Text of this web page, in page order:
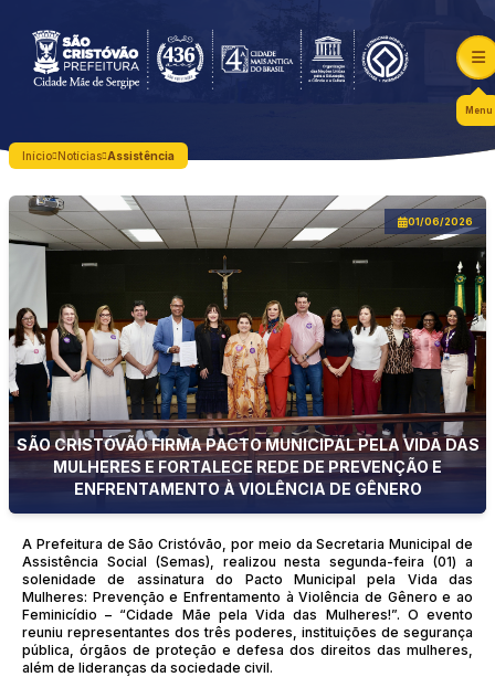
Menu
Início Notícias Assistência
01/06/2026
SÃO CRISTÓVÃO FIRMA PACTO MUNICIPAL PELA VIDA DAS
MULHERES E FORTALECE REDE DE PREVENÇÃO E
ENFRENTAMENTO À VIOLÊNCIA DE GÊNERO
A Prefeitura de São Cristóvão, por meio da Secretaria Municipal de
Assistência Social (Semas), realizou nesta segunda-feira (01) a
solenidade de assinatura do Pacto Municipal pela Vida das
Mulheres: Prevenção e Enfrentamento à Violência de Gênero e ao
Feminicídio – “Cidade Mãe pela Vida das Mulheres!”. O evento
reuniu representantes dos três poderes, instituições de segurança
pública, órgãos de proteção e defesa dos direitos das mulheres,
além de lideranças da sociedade civil.